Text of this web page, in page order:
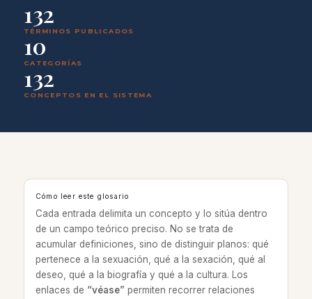
132
TÉRMINOS PUBLICADOS
10
CATEGORÍAS
132
CONCEPTOS EN EL SISTEMA
Cómo leer este glosario
Cada entrada delimita un concepto y lo sitúa dentro
de un campo teórico preciso. No se trata de
acumular definiciones, sino de distinguir planos: qué
pertenece a la sexuación, qué a la sexación, qué al
deseo, qué a la biografía y qué a la cultura. Los
enlaces de “véase” permiten recorrer relaciones